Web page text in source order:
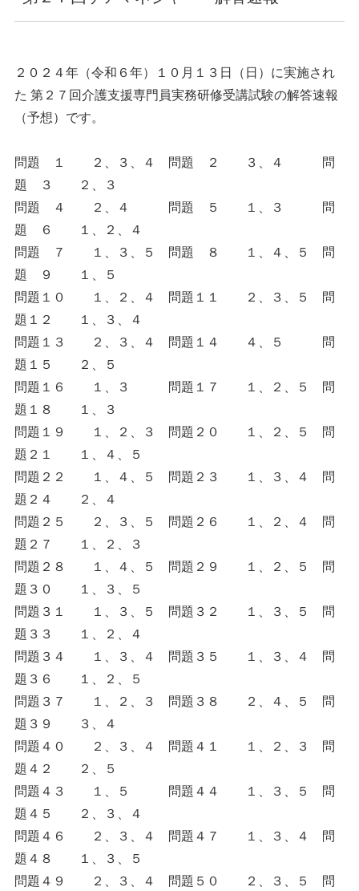
２０２４年（令和６年）１０月１３日（日）に実施され
た 第２７回介護支援専門員実務研修受講試験の解答速報
（予想）です。
問題 １ ２、３、４ 問題 ２ ３、４ 問
題 ３ ２、３
問題 ４ ２、４ 問題 ５ １、３ 問
題 ６ １、２、４
問題 ７ １、３、５ 問題 ８ １、４、５ 問
題 ９ １、５
問題１０ １、２、４ 問題１１ ２、３、５ 問
題１２ １、３、４
問題１３ ２、３、４ 問題１４ ４、５ 問
題１５ ２、５
問題１６ １、３ 問題１７ １、２、５ 問
題１８ １、３
問題１９ １、２、３ 問題２０ １、２、５ 問
題２１ １、４、５
問題２２ １、４、５ 問題２３ １、３、４ 問
題２４ ２、４
問題２５ ２、３、５ 問題２６ １、２、４ 問
題２７ １、２、３
問題２８ １、４、５ 問題２９ １、２、５ 問
題３０ １、３、５
問題３１ １、３、５ 問題３２ １、３、５ 問
題３３ １、２、４
問題３４ １、３、４ 問題３５ １、３、４ 問
題３６ １、２、５
問題３７ １、２、３ 問題３８ ２、４、５ 問
題３９ ３、４
問題４０ ２、３、４ 問題４１ １、２、３ 問
題４２ ２、５
問題４３ １、５ 問題４４ １、３、５ 問
題４５ ２、３、４
問題４６ ２、３、４ 問題４７ １、３、４ 問
題４８ １、３、５
問題４９ ２、３、４ 問題５０ ２、３、５ 問